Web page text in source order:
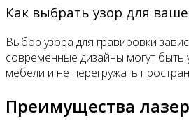
Как выбрать узор для
Выбор узора для гравировки
современные дизайны могут
мебели и не перегружать
Преимущества